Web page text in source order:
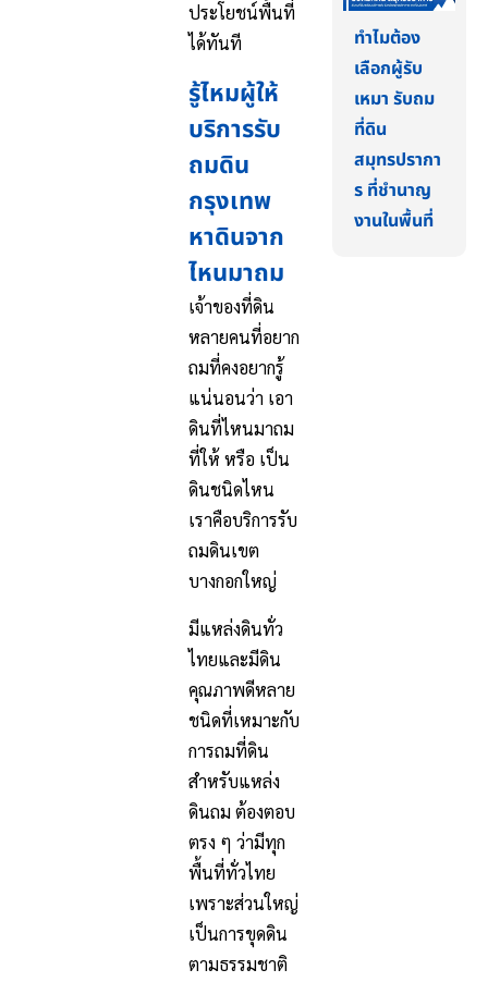
ประโยชน์พื้นที่
ได้ทันที
รู้ไหมผู้ให้
บริการรับ
ถมดิน
กรุงเทพ
หาดินจาก
ไหนมาถม
เจ้าของที่ดิน
หลายคนที่อยาก
ถมที่คงอยากรู้
แน่นอนว่า เอา
ดินที่ไหนมาถม
ที่ให้ หรือ เป็น
ดินชนิดไหน
เราคือบริการรับ
ถมดินเขต
บางกอกใหญ่
มีแหล่งดินทั่ว
ไทยและมีดิน
คุณภาพดีหลาย
ชนิดที่เหมาะกับ
การถมที่ดิน
สำหรับแหล่ง
ดินถม ต้องตอบ
ตรง ๆ ว่ามีทุก
พื้นที่ทั่วไทย
เพราะส่วนใหญ่
เป็นการขุดดิน
ตามธรรมชาติ
ทำไมต้อง
เลือกผู้รับ
เหมา รับถม
ที่ดิน
สมุทรปรากา
ร ที่ชำนาญ
งานในพื้นที่